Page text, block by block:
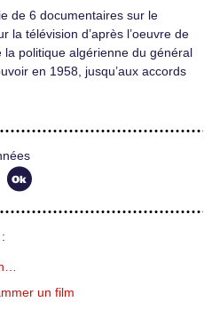
de 6 documentaires sur le
la télévision d’après l’oeuvre de
politique algérienne du général
en 1958, jusqu’aux accords
un film